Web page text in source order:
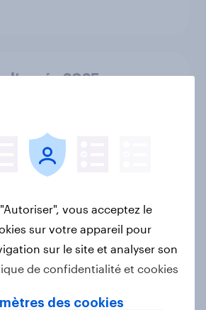
2025 :
& Netherlands
rankings: YouGov's
vous acceptez le
sur votre appareil pour
sur le site et analyser son
de confidentialité et cookies
des cookies